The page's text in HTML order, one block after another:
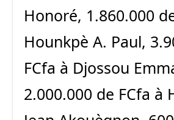
Honoré, 1.860.000
Hounkpè A. Paul,
FCfa à Djossou
2.000.000 de FCfa à